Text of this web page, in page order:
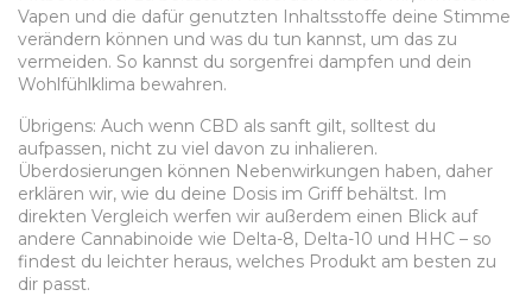
Vapen und die dafür genutzten Inhaltsstoffe deine Stimme
verändern können und was du tun kannst, um das zu
vermeiden. So kannst du sorgenfrei dampfen und dein
Wohlfühlklima bewahren.
Übrigens: Auch wenn CBD als sanft gilt, solltest du
aufpassen, nicht zu viel davon zu inhalieren.
Überdosierungen können Nebenwirkungen haben, daher
erklären wir, wie du deine Dosis im Griff behältst. Im
direkten Vergleich werfen wir außerdem einen Blick auf
andere Cannabinoide wie Delta-8, Delta-10 und HHC – so
findest du leichter heraus, welches Produkt am besten zu
dir passt.